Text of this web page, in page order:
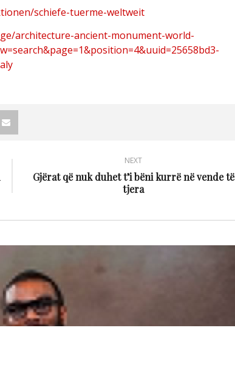
schiefe-tuerme-weltweit
architecture-ancient-monument-world-
NEXT
Gjërat që nuk duhet t’i bëni kurrë në vende të
tjera